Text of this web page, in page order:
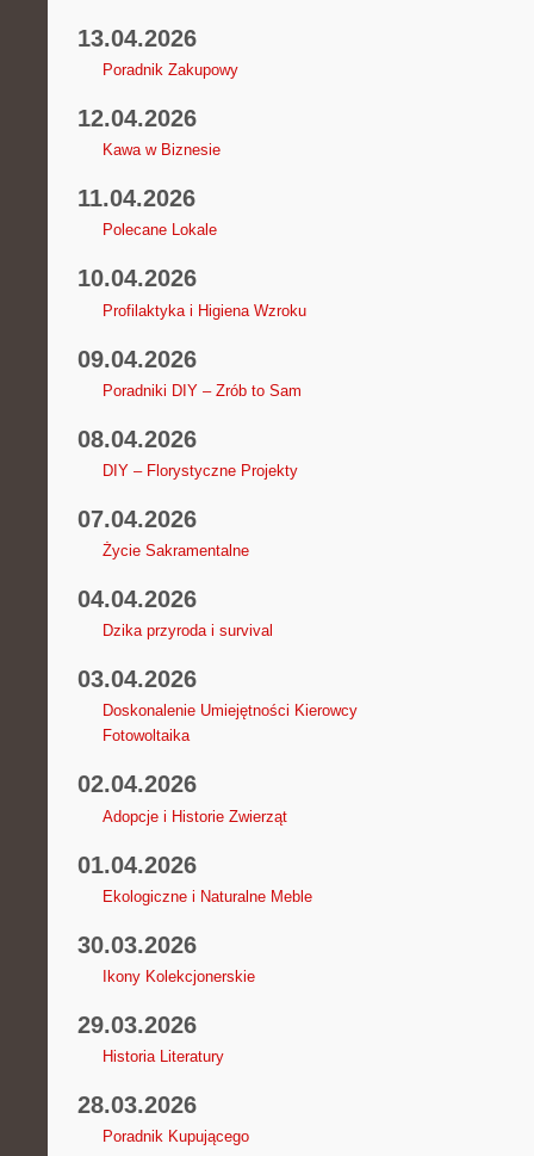
13.04.2026
Poradnik Zakupowy
12.04.2026
Kawa w Biznesie
11.04.2026
Polecane Lokale
10.04.2026
Profilaktyka i Higiena Wzroku
09.04.2026
Poradniki DIY – Zrób to Sam
08.04.2026
DIY – Florystyczne Projekty
07.04.2026
Życie Sakramentalne
04.04.2026
Dzika przyroda i survival
03.04.2026
Doskonalenie Umiejętności Kierowcy
Fotowoltaika
02.04.2026
Adopcje i Historie Zwierząt
01.04.2026
Ekologiczne i Naturalne Meble
30.03.2026
Ikony Kolekcjonerskie
29.03.2026
Historia Literatury
28.03.2026
Poradnik Kupującego